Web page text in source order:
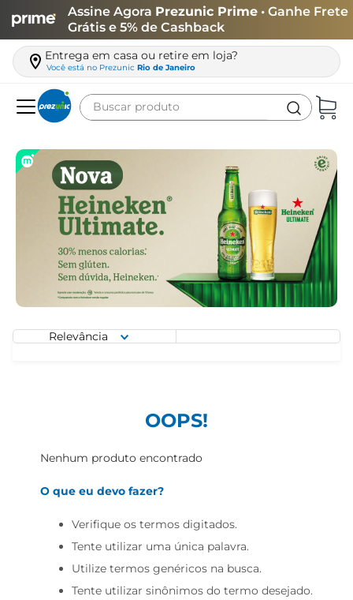
Assine Agora Prezunic Prime • Ganhe Frete
Grátis e 5% de Cashback
Entrega em casa ou retire em loja?
Você está no Prezunic Rio de Janeiro
Buscar produto
Relevância
OOPS!
Nenhum produto encontrado
O que eu devo fazer?
Verifique os termos digitados.
Tente utilizar uma única palavra.
Utilize termos genéricos na busca.
Tente utilizar sinônimos do termo desejado.
carne
leite
queijo
arroz
biscoito
azeite